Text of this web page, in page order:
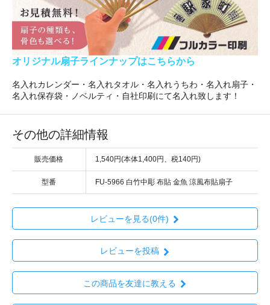
オリジナル扇子ラインナップはこちらから
名入れカレンダー・名入れタオル・名入れうちわ・名入れ扇子・
名入れ保存袋・ノベルティ・自社印刷にて名入れ致します！
その他の詳細情報
販売価格 1,540円(本体1,400円、税140円)
型番 FU-5966 白竹中彫 布貼 金魚 涼風布貼扇子
レビューを見る(0件)
レビューを投稿
この商品を友達に教える